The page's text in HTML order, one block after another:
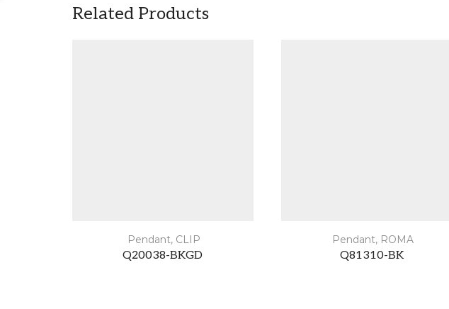
Related Products
Pendant, CLIP
Q20038-BKGD
Pendant, ROMA
Q81310-BK